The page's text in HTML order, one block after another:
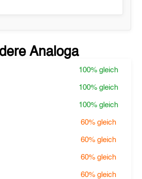
Analoga
100% gleich
100% gleich
100% gleich
60% gleich
60% gleich
60% gleich
60% gleich